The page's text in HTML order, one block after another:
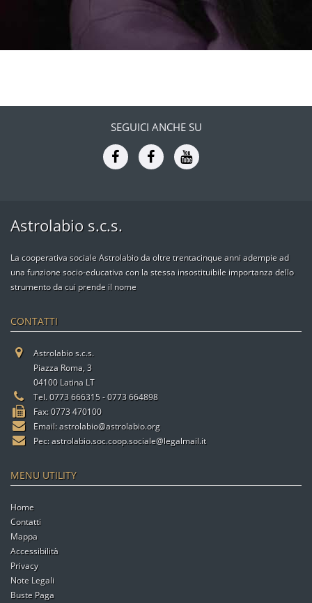
SEGUICI ANCHE SU
Astrolabio s.c.s.
La cooperativa sociale Astrolabio da oltre trentacinque anni adempie ad
una funzione socio-educativa con la stessa insostituibile importanza dello
strumento da cui prende il nome
CONTATTI
Astrolabio s.c.s.
Piazza Roma, 3
04100 Latina LT
Tel. 0773 666315 - 0773 664898
Fax: 0773 470100
Email:astrolabio@astrolabio.org
Pec:astrolabio.soc.coop.sociale@legalmail.it
MENU UTILITY
Home
Contatti
Mappa
Accessibilità
Privacy
Note Legali
Buste Paga